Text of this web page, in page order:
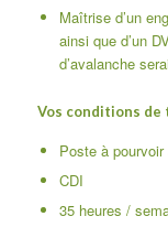
Maîtrise d’un
ainsi que d’un
d’avalanche
Vos conditions de
Poste à
CDI
35 heures /